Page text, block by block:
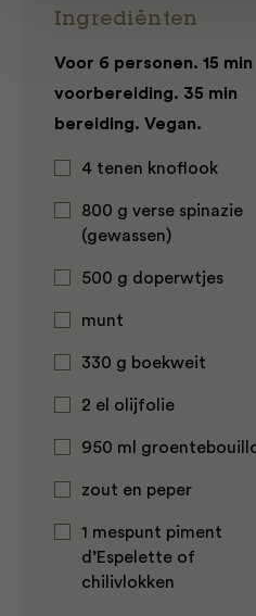
Ingrediënten
Voor 6 personen. 15 min
voorbereiding. 35 min
bereiding. Vegan.
4 tenen knoflook
800 g verse spinazie
(gewassen)
500 g doperwtjes
munt
330 g boekweit
2 el olijfolie
950 ml
zout en peper
1 mespunt piment
d’Espelette of
chilivlokken